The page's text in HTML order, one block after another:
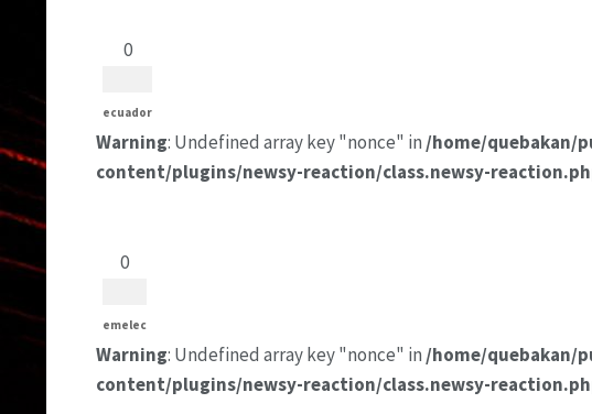
0
ecuador
Warning: Undefined array key "nonce" in /home/quebakan/
content/plugins/newsy-reaction/class.newsy-
0
emelec
Warning: Undefined array key "nonce" in /home/quebakan/
content/plugins/newsy-reaction/class.newsy-